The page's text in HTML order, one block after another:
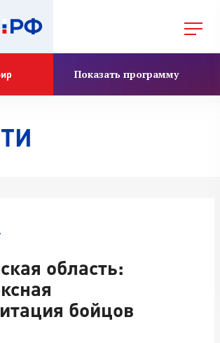
Показать программу
область:
бойцов